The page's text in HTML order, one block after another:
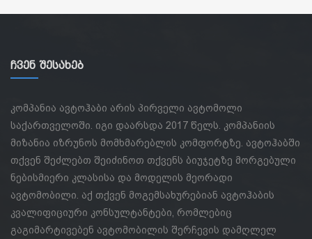
Ჩვენ Შესახებ
კომპანია ავტოჰაბი არის პირველი ავტომოლი
საქართველოში. იგი დაარსდა 2017 წელს. კომპანიის
მიზანია იზრუნოს მომხმარებლის კომფორტზე. ავტოჰაბში
თქვენ შეძლებთ შეიძინოთ თქვენს ბიუჯეტზე მორგებული
ნებისმიერი კლასისა და მოდელის მეორადი
ავტომობილი. აქ თქვენ მოგემსახურებიან ავტოჰაბის
კვალიფიციური კონსულტანტები, რომლებიც
გაგიმარტივებენ ავტომობილის შერჩევის დამღლელ